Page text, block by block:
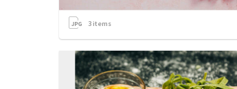
3 items